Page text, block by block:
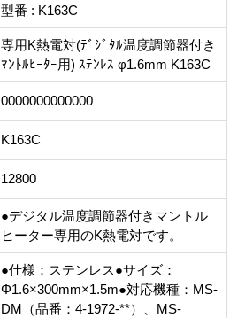
型番 : K163C
専用K熱電対(ﾃﾞｼﾞﾀﾙ温度調節器付き
ﾏﾝﾄﾙﾋｰﾀｰ用) ｽﾃﾝﾚｽ φ1.6mm K163C
0000000000000
K163C
12800
●デジタル温度調節器付きマントル
ヒーター専用のK熱電対です。
●仕様：ステンレス●サイズ：
Φ1.6×300mm×1.5m●対応機種：MS-
DM（品番：4-1972-**）、MS-